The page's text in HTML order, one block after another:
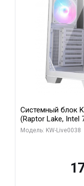
Системный блок
(Raptor Lake, Intel
модуля)/ Gigabyte
Модель: KW-Live0038